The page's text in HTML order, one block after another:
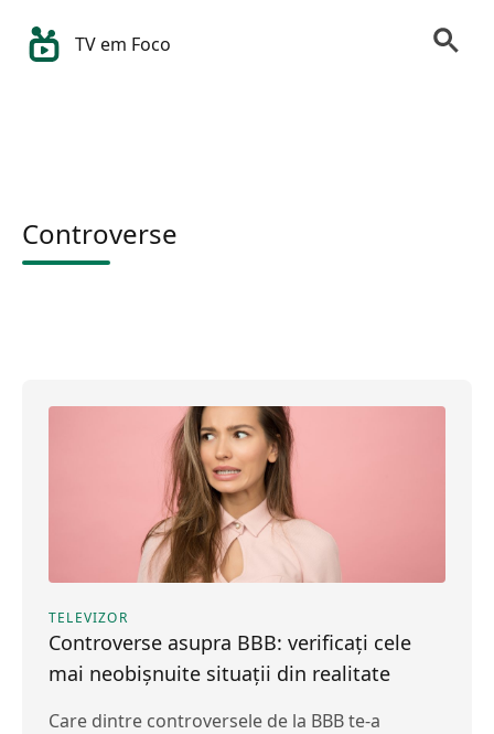
TV em Foco
Controverse
TELEVIZOR
Controverse asupra BBB: verificați cele
mai neobișnuite situații din realitate
Care dintre controversele de la BBB te-a